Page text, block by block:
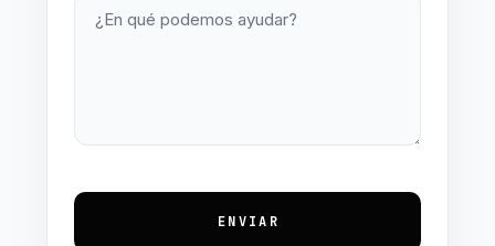
ENVIAR